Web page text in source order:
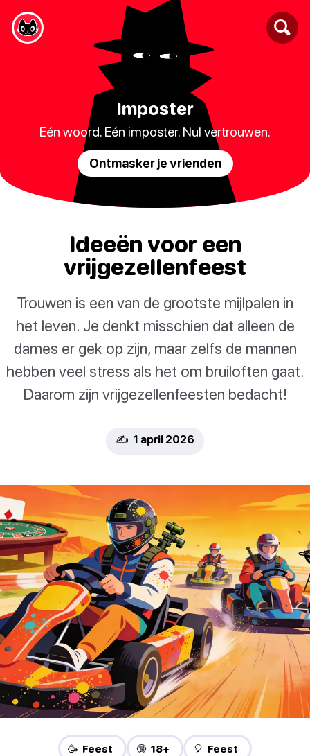
Imposter
Eén woord. Eén imposter. Nul vertrouwen.
Ontmasker je vrienden
Ideeën voor een
vrijgezellenfeest
Trouwen is een van de grootste mijlpalen in
het leven. Je denkt misschien dat alleen de
dames er gek op zijn, maar zelfs de mannen
hebben veel stress als het om bruiloften gaat.
Daarom zijn vrijgezellenfeesten bedacht!
✍️ 1 april 2026
🥳 Feest 🔞 18+ 🎈 Feest